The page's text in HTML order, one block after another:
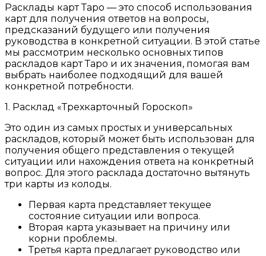
Расклады карт Таро — это способ использования
карт для получения ответов на вопросы,
предсказаний будущего или получения
руководства в конкретной ситуации. В этой статье
мы рассмотрим несколько основных типов
раскладов карт Таро и их значения, помогая вам
выбрать наиболее подходящий для вашей
конкретной потребности.
1. Расклад «Трехкарточный Гороскоп»
Это один из самых простых и универсальных
раскладов, который может быть использован для
получения общего представления о текущей
ситуации или нахождения ответа на конкретный
вопрос. Для этого расклада достаточно вытянуть
три карты из колоды.
Первая карта представляет текущее
состояние ситуации или вопроса.
Вторая карта указывает на причину или
корни проблемы.
Третья карта предлагает руководство или